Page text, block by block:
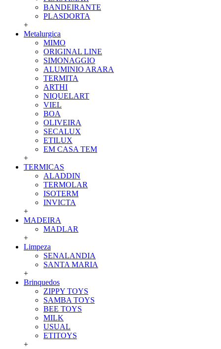
BANDEIRANTE
PLASDORTA
+
Metalurgica
MIMO
ORIGINAL LINE
SIMONAGGIO
ALUMINIO ARARA
TERMITA
ARTHI
NIQUELART
VIEL
BOA
OLIVEIRA
SECALUX
ETILUX
EM CASA TEM
+
TERMICAS
ALADDIN
TERMOLAR
ISOTERM
INVICTA
+
MADEIRA
MADLAR
+
Limpeza
SENALANDIA
SANTA MARIA
+
Brinquedos
ZIPPY TOYS
SAMBA TOYS
BEE TOYS
MILK
USUAL
ETITOYS
+